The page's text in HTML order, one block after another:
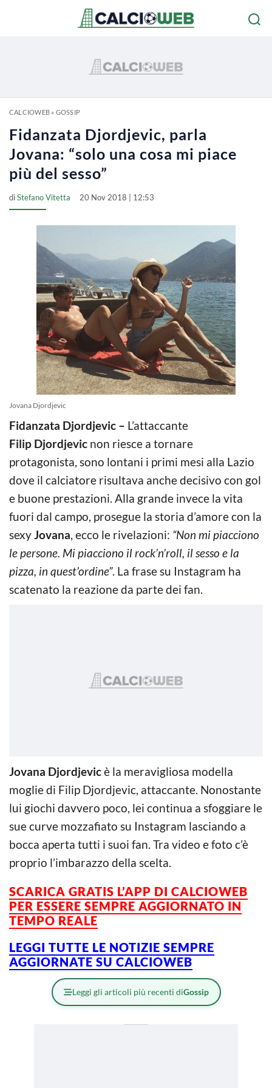
CALCIOWEB» GOSSIP
Fidanzata Djordjevic, parla
Jovana: “solo una cosa mi piace
più del sesso”
diStefano Vitetta 20 Nov 2018 | 12:53
Jovana Djordjevic
Fidanzata Djordjevic – L’attaccante
Filip Djordjevic non riesce a tornare
protagonista, sono lontani i primi mesi alla Lazio
dove il calciatore risultava anche decisivo con gol
e buone prestazioni. Alla grande invece la vita
fuori dal campo, prosegue la storia d’amore con la
sexyJovana, ecco le rivelazioni: “Non mi piacciono
le persone. Mi piacciono il rock’n’roll, il sesso e la
pizza, in quest’ordine”. La frase su Instagram ha
scatenato la reazione da parte dei fan.
Jovana Djordjevicè la meravigliosa modella
moglie di Filip Djordjevic, attaccante. Nonostante
lui giochi davvero poco, lei continua a sfoggiare le
sue curve mozzafiato su Instagram lasciando a
bocca aperta tutti i suoi fan. Tra video e foto c’è
proprio l’imbarazzo della scelta.
SCARICA GRATIS L’APP DI CALCIOWEB
PER ESSERE SEMPRE AGGIORNATO IN
TEMPO REALE
LEGGI TUTTE LE NOTIZIE SEMPRE
AGGIORNATE SU CALCIOWEB
Leggi gli articoli più recenti diGossip